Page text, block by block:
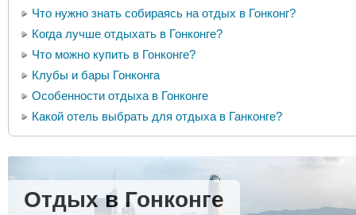
Что нужно знать собираясь на отдых в Гонконг?
Когда лучше отдыхать в Гонконге?
Что можно купить в Гонконге?
Клубы и бары Гонконга
Особенности отдыха в Гонконге
Какой отель выбрать для отдыха в Ганконге?
Отдых в Гонконге